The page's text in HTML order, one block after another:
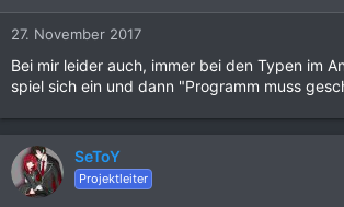
27. November 2017
Bei mir leider auch, immer bei den Typen im
spiel sich ein und dann "Programm muss
SeToY
Projektleiter